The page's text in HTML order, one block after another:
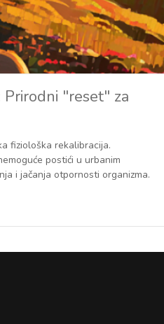
"reset" za
fiziološka rekalibracija.
postići u urbanim
i jačanja otpornosti organizma.